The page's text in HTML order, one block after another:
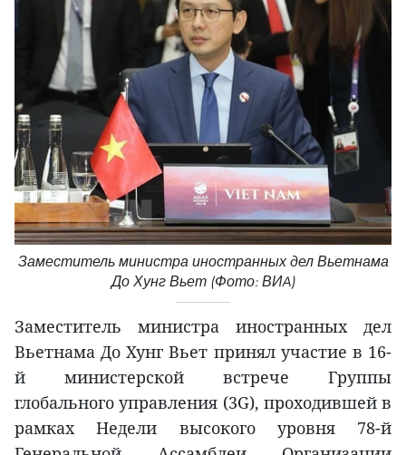
Заместитель министра иностранных дел Вьетнама
До Хунг Вьет (Фото: ВИA)
Заместитель министра иностранных дел
Вьетнама До Хунг Вьет принял участие в 16-
й министерской встрече Группы
глобального управления (3G), проходившей в
рамках Недели высокого уровня 78-й